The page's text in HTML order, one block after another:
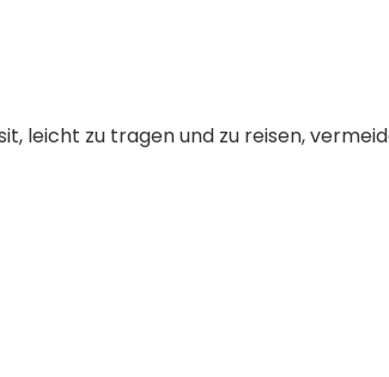
leicht zu tragen und zu reisen,